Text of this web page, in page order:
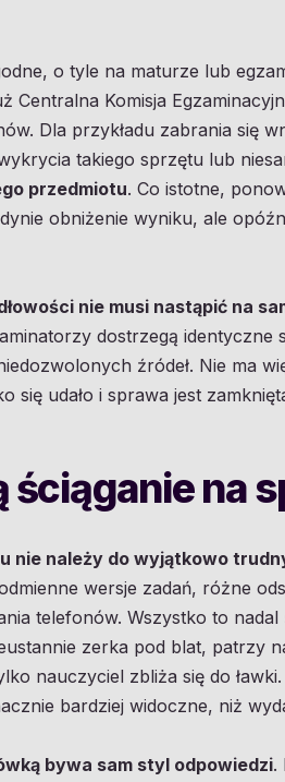
o tyle na maturze lub
Centralna Komisja
Dla przykładu zabrania się
takiego sprzętu lub
przedmiotu. Co istotne,
obniżenie wyniku, ale
nie musi nastąpić na
dostrzegą identyczne
źródeł. Nie ma
się udało i sprawa jest
na
nie należy do wyjątkowo
wersje zadań, różne
telefonów. Wszystko to nadal
zerka pod blat, patrzy
nauczyciel zbliża się do
bardziej widoczne, niż
bywa sam styl odpowiedzi.